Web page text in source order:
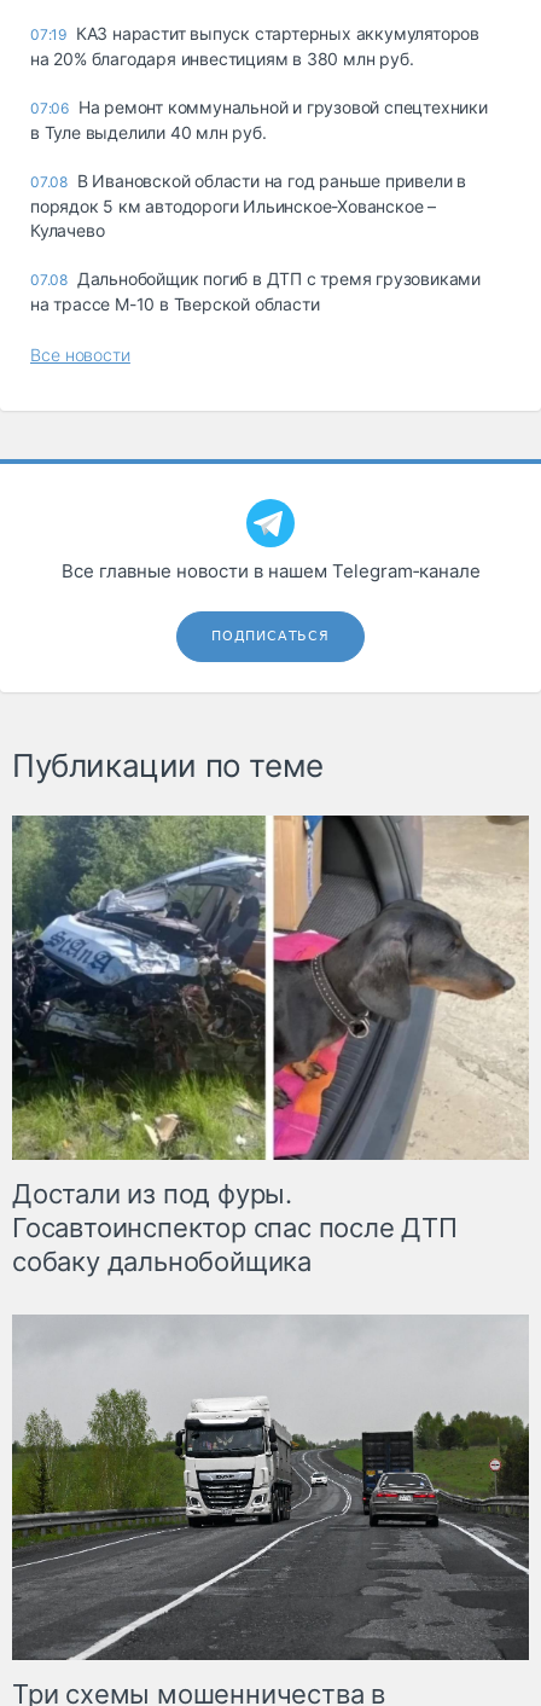
07:19 КАЗ нарастит выпуск стартерных аккумуляторов
на 20% благодаря инвестициям в 380 млн руб.
07:06 На ремонт коммунальной и грузовой спецтехники
в Туле выделили 40 млн руб.
07.08 В Ивановской области на год раньше привели в
порядок 5 км автодороги Ильинское-Хованское –
Кулачево
07.08 Дальнобойщик погиб в ДТП с тремя грузовиками
на трассе М-10 в Тверской области
Все новости
Все главные новости в нашем Telegram‑канале
ПОДПИСАТЬСЯ
Публикации по теме
Достали из под фуры.
Госавтоинспектор спас после ДТП
собаку дальнобойщика
Три схемы мошенничества в